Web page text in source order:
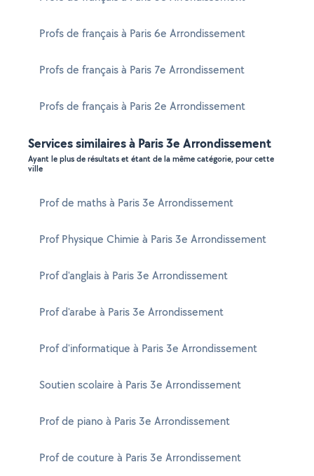
Profs de français à Paris 6e Arrondissement
Profs de français à Paris 7e Arrondissement
Profs de français à Paris 2e Arrondissement
Services similaires à Paris 3e Arrondissement
Ayant le plus de résultats et étant de la même catégorie, pour cette
ville
Prof de maths à Paris 3e Arrondissement
Prof Physique Chimie à Paris 3e Arrondissement
Prof d'anglais à Paris 3e Arrondissement
Prof d'arabe à Paris 3e Arrondissement
Prof d'informatique à Paris 3e Arrondissement
Soutien scolaire à Paris 3e Arrondissement
Prof de piano à Paris 3e Arrondissement
Prof de couture à Paris 3e Arrondissement